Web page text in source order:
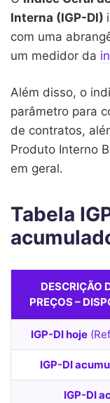
Interna (IGP-DI)
com uma
um medidor da
Além disso, o
parâmetro para
de contratos,
Produto Interno
em geral.
Tabela
DESCRIÇÃO
PREÇOS –
IGP-DI hoje
IGP-DI
IGP-DI